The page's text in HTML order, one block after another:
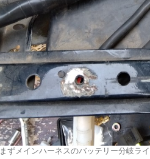
まずメインハーネスのバッテリー分岐ラ